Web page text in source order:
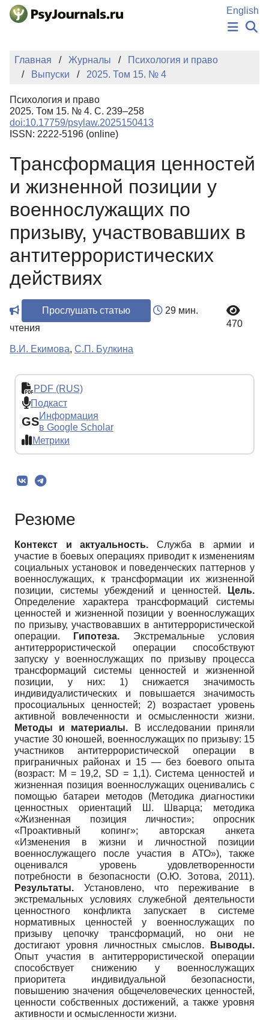
Перейти к основному содержанию
English
НОВОСТИ
ИЗДАНИЯ
ПОДАТЬ РУКОПИСЬ
БАЗА ЗНАНИЙ
КЛЮЧЕВЫЕ СЛОВА
Регистрация
Главная Журналы
Психология и право
Выпуски
2025. Том 15. № 4
Психология и право
2025. Том 15. № 4. С. 239–258
doi:10.17759/psylaw.2025150413
ISSN: 2222-5196 (online)
Трансформация ценностей
и жизненной позиции у
военнослужащих по
призыву, участвовавших в
антитеррористических
действиях
Прослушать статью
29 мин.
чтения
470
В.И. Екимова, С.П. Булкина
PDF (RUS)
Подкаст
GSИнформация
в Google Scholar
Метрики
Резюме
Контекст и актуальность. Служба в армии и
участие в боевых операциях приводит к изменениям
социальных установок и поведенческих паттернов у
военнослужащих, к трансформации их жизненной
позиции, системы убеждений и ценностей.
Цель.
Определение характера трансформаций системы
ценностей и жизненной позиции у военнослужащих
по призыву, участвовавших в антитеррористической
операции.
Гипотеза. Экстремальные условия
антитеррористической операции способствуют
запуску у военнослужащих по призыву процесса
трансформаций системы ценностей и жизненной
позиции, у них: 1) снижается значимость
индивидуалистических и повышается значимость
просоциальных ценностей; 2) возрастает уровень
активной вовлеченности и осмысленности жизни.
Методы и материалы. В исследовании приняли
участие 30 юношей, военнослужащих по призыву: 15
участников антитеррористической операции в
приграничных районах и 15 — без боевого опыта
(возраст: M = 19,2, SD = 1,1). Система ценностей и
жизненная позиция военнослужащих оценивались с
помощью батареи методов (Методика диагностики
ценностных ориентаций Ш. Шварца; методика
«Жизненная позиция личности»; опросник
«Проактивный копинг»; авторская анкета
«Изменения в жизни и личностной позиции
военнослужащего после участия в АТО»), также
оценивался уровень удовлетворенности
потребности в безопасности (О.Ю. Зотова, 2011).
Результаты. Установлено, что переживание в
экстремальных условиях служебной деятельности
ценностного конфликта запускает в системе
нормативных ценностей у военнослужащих по
призыву цепочку трансформаций, но они не
достигают уровня личностных смыслов.
Выводы.
Опыт участия в антитеррористической операции
способствует снижению у военнослужащих
приоритета индивидуальной безопасности,
повышению значения общечеловеческих ценностей,
ценности собственных достижений, а также уровня
активности и осмысленности жизни.